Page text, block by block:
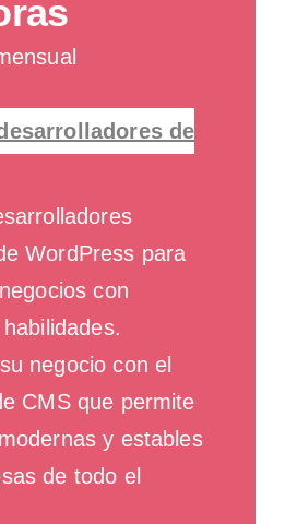
de
WordPress para
con
negocio con el
CMS que permite
y estables
de todo el